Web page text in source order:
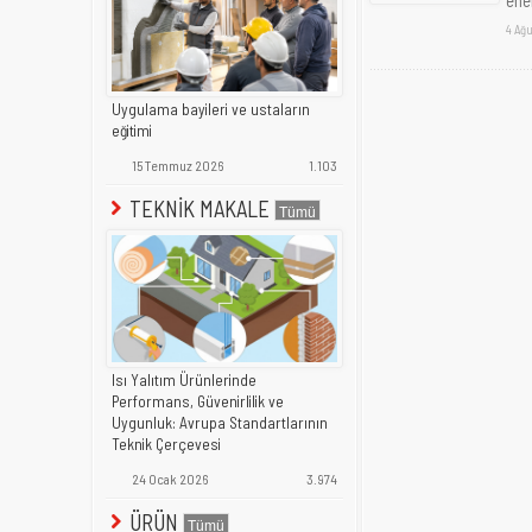
Uygulama bayileri ve ustaların
eğitimi
15 Temmuz 2026 1.103
TEKNİK MAKALE
Isı Yalıtım Ürünlerinde
Performans, Güvenirlilik ve
Uygunluk: Avrupa Standartlarının
Teknik Çerçevesi
24 Ocak 2026 3.974
ÜRÜN
4